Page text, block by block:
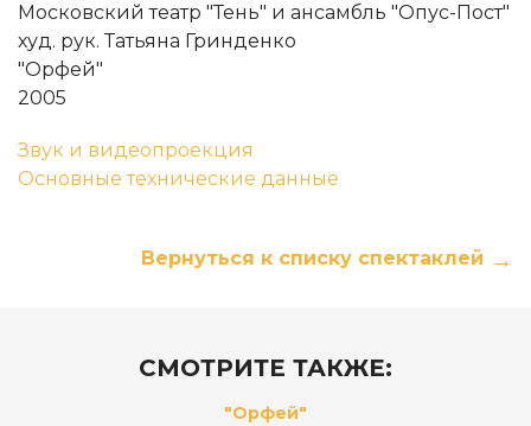
Московский театр "Тень" и ансамбль "Опус-Пост"
худ. рук. Татьяна Гринденко
"Орфей"
2005
Звук и видеопроекция
Основные технические данные
Вернуться к списку спектаклей
СМОТРИТЕ ТАКЖЕ:
"Орфей"